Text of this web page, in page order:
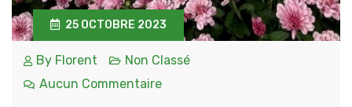
25 OCTOBRE 2023
By Florent
Non Classé
Aucun Commentaire